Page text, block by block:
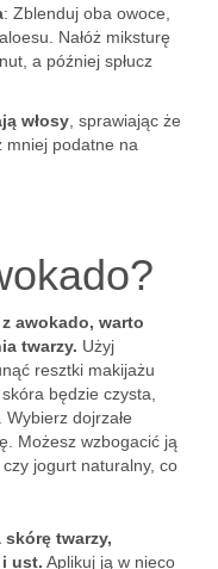
: Zblenduj oba owoce,
Nałóż miksturę
a później spłucz
włosy , sprawiając że
mniej podatne na
awokado, warto
twarzy. Użyj
resztki makijażu
będzie czysta,
dojrzałe
Możesz wzbogacić ją
jogurt naturalny, co
skórę twarzy,
ust. Aplikuj ją w nieco